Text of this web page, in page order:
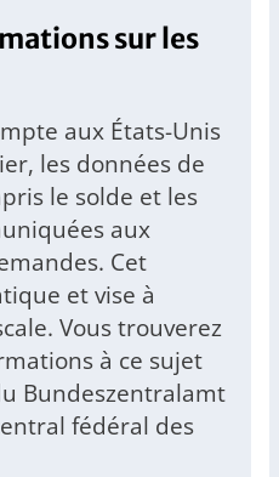
sur les
aux États-Unis
les données de
le solde et les
aux
Cet
et vise à
Vous trouverez
à ce sujet
Bundeszentralamt
fédéral des